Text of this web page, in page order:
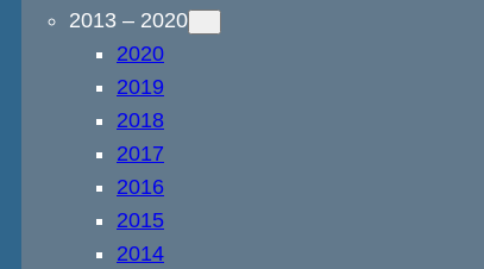
2013 – 2020
2020
2019
2018
2017
2016
2015
2014